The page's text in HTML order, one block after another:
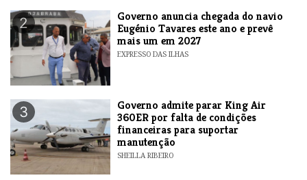
2
Governo anuncia chegada do navio
Eugénio Tavares este ano e prevê
mais um em 2027
EXPRESSO DAS ILHAS
3
Governo admite parar King Air
360ER por falta de condições
financeiras para suportar
manutenção
SHEILLA RIBEIRO